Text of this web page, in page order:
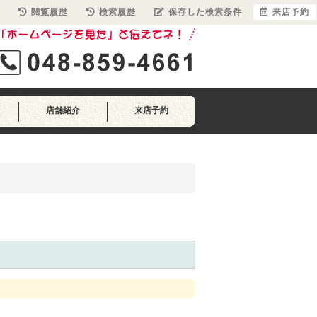
店舗紹介 来店予約
閲覧履歴 検索履歴 保存した検索条件 来店予約